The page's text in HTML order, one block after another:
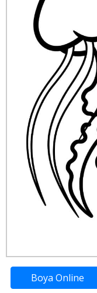
Boya Online